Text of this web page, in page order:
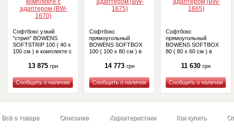
Софтбокс узкий
”стрип” BOWENS
SOFTSTRIP 100 ( 40 x
100 см ) в комплекте с
13 875 грн
Купить
Софтбокс
прямоугольный
BOWENS SOFTBOX
100 ( 100 x 80 см ) в
адаптером (BW-1675)
14 773 грн
Купить
Софтбокс
прямоугольный
BOWENS SOFTBOX
80 ( 80 x 60 см ) в
адаптером (BW-1665)
11 630 грн
Купить
Всё о товаре Описание Характеристики Как купить